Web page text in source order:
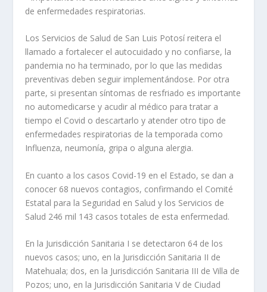
de enfermedades respiratorias.
Los Servicios de Salud de San Luis Potosí reitera el
llamado a fortalecer el autocuidado y no confiarse, la
pandemia no ha terminado, por lo que las medidas
preventivas deben seguir implementándose. Por otra
parte, si presentan síntomas de resfriado es importante
no automedicarse y acudir al médico para tratar a
tiempo el Covid o descartarlo y atender otro tipo de
enfermedades respiratorias de la temporada como
Influenza, neumonía, gripa o alguna alergia.
En cuanto a los casos Covid-19 en el Estado, se dan a
conocer 68 nuevos contagios, confirmando el Comité
Estatal para la Seguridad en Salud y los Servicios de
Salud 246 mil 143 casos totales de esta enfermedad.
En la Jurisdicción Sanitaria I se detectaron 64 de los
nuevos casos; uno, en la Jurisdicción Sanitaria II de
Matehuala; dos, en la Jurisdicción Sanitaria III de Villa de
Pozos; uno, en la Jurisdicción Sanitaria V de Ciudad